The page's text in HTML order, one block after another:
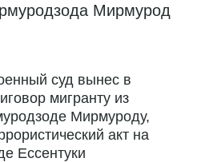
Мирмурод
суд вынес в
мигранту из
Мирмуроду,
акт на
Ессентуки